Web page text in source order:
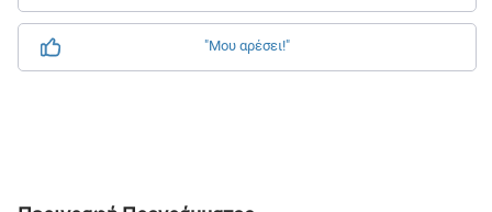
"Μου αρέσει!"